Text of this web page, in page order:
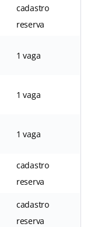
cadastro
reserva
1 vaga
1 vaga
1 vaga
cadastro
reserva
cadastro
reserva